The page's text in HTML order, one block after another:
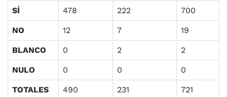
SÍ 478 222 700
NO 12 7 19
BLANCO 0 2 2
NULO 0 0 0
TOTALES 490 231 721